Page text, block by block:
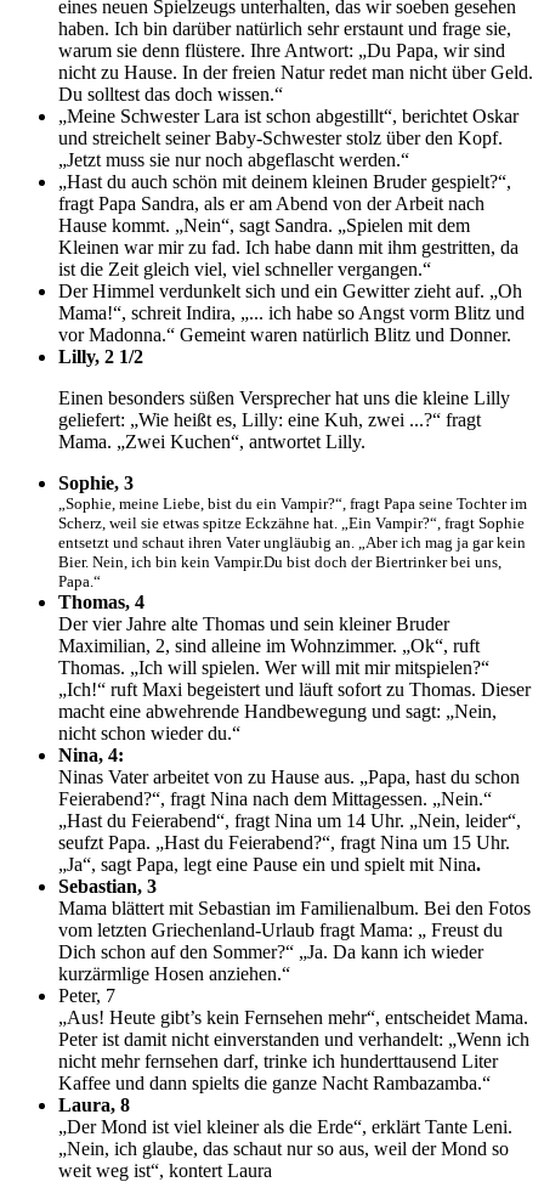
eines neuen Spielzeugs unterhalten, das wir soeben gesehen
haben. Ich bin darüber natürlich sehr erstaunt und frage sie,
warum sie denn flüstere. Ihre Antwort: „Du Papa, wir sind
nicht zu Hause. In der freien Natur redet man nicht über Geld.
Du solltest das doch wissen.“
„Meine Schwester Lara ist schon abgestillt“, berichtet Oskar
und streichelt seiner Baby-Schwester stolz über den Kopf.
„Jetzt muss sie nur noch abgeflascht werden.“
„Hast du auch schön mit deinem kleinen Bruder gespielt?“,
fragt Papa Sandra, als er am Abend von der Arbeit nach
Hause kommt. „Nein“, sagt Sandra. „Spielen mit dem
Kleinen war mir zu fad. Ich habe dann mit ihm gestritten, da
ist die Zeit gleich viel, viel schneller vergangen.“
Der Himmel verdunkelt sich und ein Gewitter zieht auf. „Oh
Mama!“, schreit Indira, „... ich habe so Angst vorm Blitz und
vor Madonna.“ Gemeint waren natürlich Blitz und Donner.
Lilly, 2 1/2
Einen besonders süßen Versprecher hat uns die kleine Lilly
geliefert: „Wie heißt es, Lilly: eine Kuh, zwei ...?“ fragt
Mama. „Zwei Kuchen“, antwortet Lilly.
Sophie, 3
„Sophie, meine Liebe, bist du ein Vampir?“, fragt Papa seine Tochter im
Scherz, weil sie etwas spitze Eckzähne hat. „Ein Vampir?“, fragt Sophie
entsetzt und schaut ihren Vater ungläubig an. „Aber ich mag ja gar kein
Bier. Nein, ich bin kein Vampir.Du bist doch der Biertrinker bei uns,
Papa.“
Thomas, 4
Der vier Jahre alte Thomas und sein kleiner Bruder
Maximilian, 2, sind alleine im Wohnzimmer. „Ok“, ruft
Thomas. „Ich will spielen. Wer will mit mir mitspielen?“
„Ich!“ ruft Maxi begeistert und läuft sofort zu Thomas. Dieser
macht eine abwehrende Handbewegung und sagt: „Nein,
nicht schon wieder du.“
Nina, 4:
Ninas Vater arbeitet von zu Hause aus. „Papa, hast du schon
Feierabend?“, fragt Nina nach dem Mittagessen. „Nein.“
„Hast du Feierabend“, fragt Nina um 14 Uhr. „Nein, leider“,
seufzt Papa. „Hast du Feierabend?“, fragt Nina um 15 Uhr.
„Ja“, sagt Papa, legt eine Pause ein und spielt mit Nina.
Sebastian, 3
Mama blättert mit Sebastian im Familienalbum. Bei den Fotos
vom letzten Griechenland-Urlaub fragt Mama: „ Freust du
Dich schon auf den Sommer?“ „Ja. Da kann ich wieder
kurzärmlige Hosen anziehen.“
Peter, 7
„Aus! Heute gibt’s kein Fernsehen mehr“, entscheidet Mama.
Peter ist damit nicht einverstanden und verhandelt: „Wenn ich
nicht mehr fernsehen darf, trinke ich hunderttausend Liter
Kaffee und dann spielts die ganze Nacht Rambazamba.“
Laura, 8
„Der Mond ist viel kleiner als die Erde“, erklärt Tante Leni.
„Nein, ich glaube, das schaut nur so aus, weil der Mond so
weit weg ist“, kontert Laura